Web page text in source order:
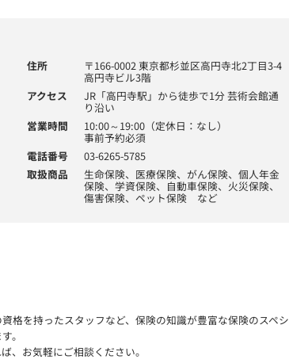
住所 〒166-0002 東京都杉並区高円寺北2丁目3-4
高円寺ビル3階
アクセス
JR「高円寺駅」から徒歩で1分 芸術会館通
り沿い
営業時間
10:00～19:00（定休日：なし）
事前予約必須
電話番号
03-6265-5785
取扱商品
生命保険、医療保険、がん保険、個人年金
保険、学資保険、自動車保険、火災保険、
傷害保険、ペット保険 など
格を持ったスタッフなど、保険の知識が豊富な保険のスペシ
。
、お気軽にご相談ください。